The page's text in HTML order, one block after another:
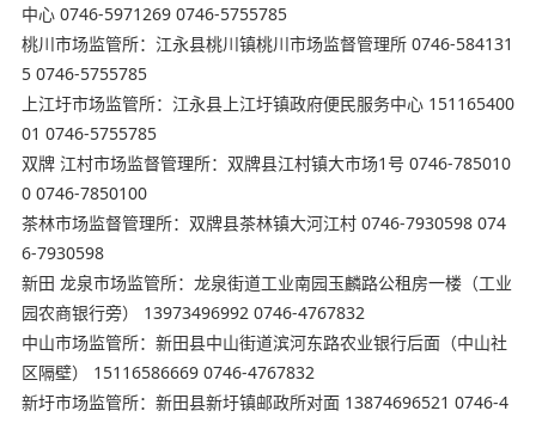
中心 0746-5971269 0746-5755785
桃川市场监管所：江永县桃川镇桃川市场监督管理所 0746-584131
5 0746-5755785
上江圩市场监管所：江永县上江圩镇政府便民服务中心 151165400
01 0746-5755785
双牌 江村市场监督管理所：双牌县江村镇大市场1号 0746-785010
0 0746-7850100
茶林市场监督管理所：双牌县茶林镇大河江村 0746-7930598 074
6-7930598
新田 龙泉市场监管所：龙泉街道工业南园玉麟路公租房一楼（工业
园农商银行旁） 13973496992 0746-4767832
中山市场监管所：新田县中山街道滨河东路农业银行后面（中山社
区隔壁） 15116586669 0746-4767832
新圩市场监管所：新田县新圩镇邮政所对面 13874696521 0746-4